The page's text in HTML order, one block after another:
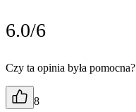
6.0/6
Czy ta opinia była pomocna?
8